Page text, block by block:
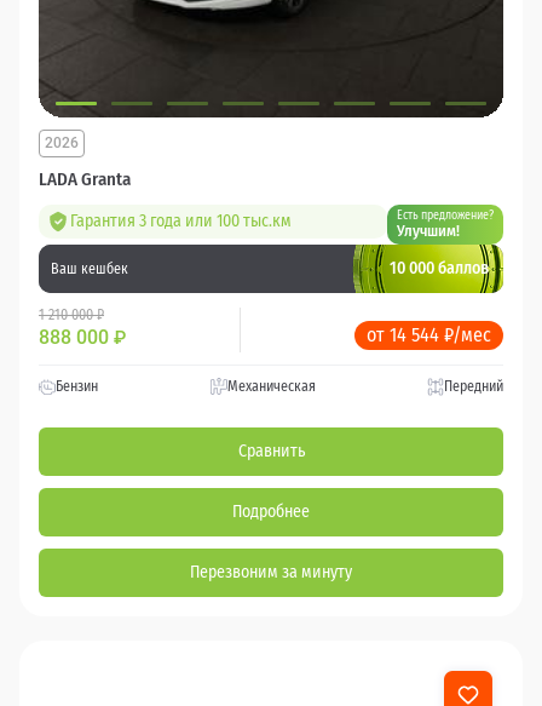
LADA Granta
2026
Гарантия 3 года или 100 тыс.км Есть предложение?
Улучшим!
Ваш кешбек 10 000 баллов
1 210 000 ₽
888 000 ₽ от 14 544 ₽/мес
Бензин Механическая Передний
Сравнить
Подробнее
Перезвоним за минуту